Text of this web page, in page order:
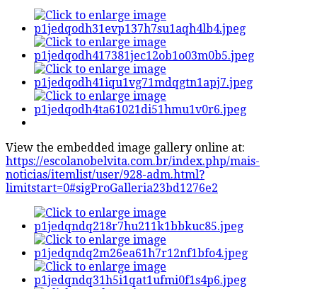
View the embedded image gallery online at:
https://escolanobelvita.com.br/index.php/mais-
noticias/itemlist/user/928-adm.html?
limitstart=0#sigProGalleria23bd1276e2